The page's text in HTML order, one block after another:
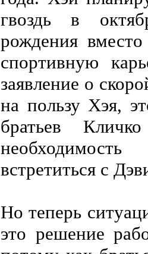
гвоздь в
рождения
спортивную
заявление о
на пользу Хэя,
братьев
встретиться с
Но теперь
это решение